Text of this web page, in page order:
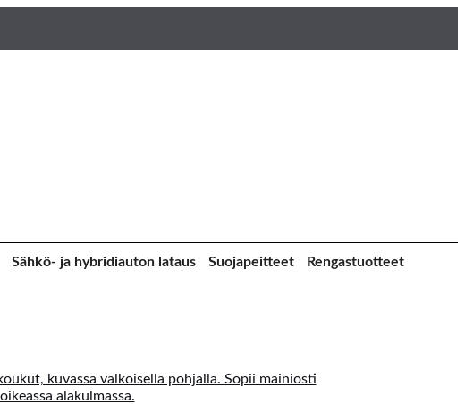
Sähkö- ja hybridiauton lataus Suojapeitteet
Rengastuotteet